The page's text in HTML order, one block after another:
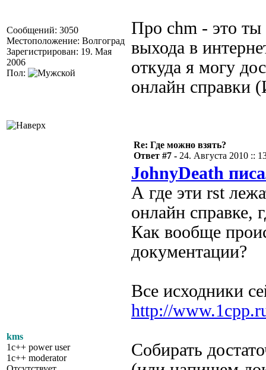
Сообщений: 3050
Местоположение: Волгоград
Зарегистрирован: 19. Мая
2006
Пол:
Про chm - это ты
выхода в
откуда я могу
онлайн
kms
1c++ power user
1c++ moderator
Re: Где можно взять?
Ответ #7 - 24. Августа 2010 ::
JohnyDeath
А где эти rst
онлайн справке,
Как вообще
документации?
Все исходники
http://
Собирать